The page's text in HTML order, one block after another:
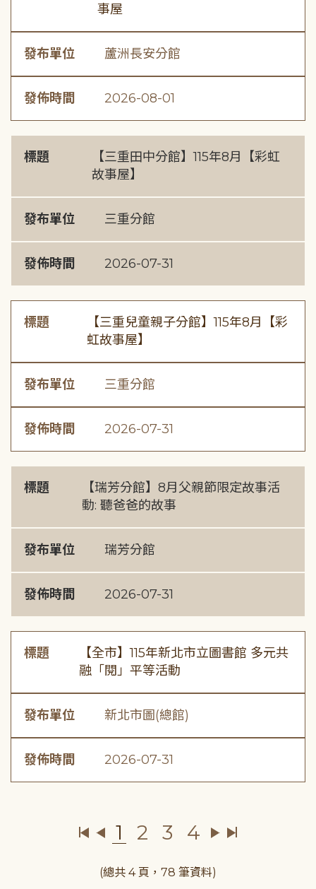
事屋
發布單位 蘆洲長安分館
發佈時間 2026-08-01
標題
【三重田中分館】115年8月【彩虹
故事屋】
發布單位 三重分館
發佈時間 2026-07-31
標題
【三重兒童親子分館】115年8月【彩
虹故事屋】
發布單位 三重分館
發佈時間 2026-07-31
標題
【瑞芳分館】8月父親節限定故事活
動: 聽爸爸的故事
發布單位 瑞芳分館
發佈時間 2026-07-31
標題
【全市】115年新北市立圖書館 多元共
融「閱」平等活動
發布單位 新北市圖(總館)
發佈時間 2026-07-31
1 2 3 4
(總共 4 頁，78 筆資料)